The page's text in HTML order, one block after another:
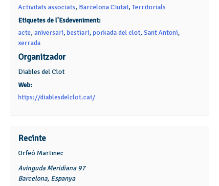
Activitats associats, Barcelona Ciutat,Territorials
Etiquetes de l'Esdeveniment:
acte,aniversari,bestiari,porkada del clot,Sant Antoni,
xerrada
Organitzador
Diables del Clot
Web:
https://diablesdelclot.cat/
Recinte
Orfeó Martinec
Avinguda Meridiana 97
Barcelona, Espanya